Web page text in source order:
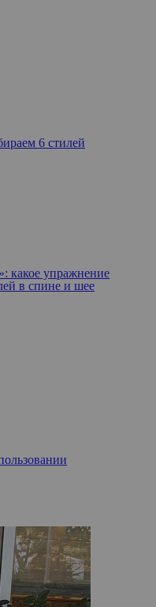
6 стилей
какое упражнение
в спине и шее